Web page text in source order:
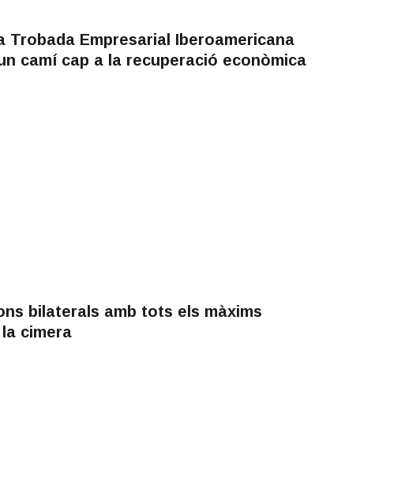
Trobada Empresarial Iberoamericana
camí cap a la recuperació econòmica
bilaterals amb tots els màxims
cimera